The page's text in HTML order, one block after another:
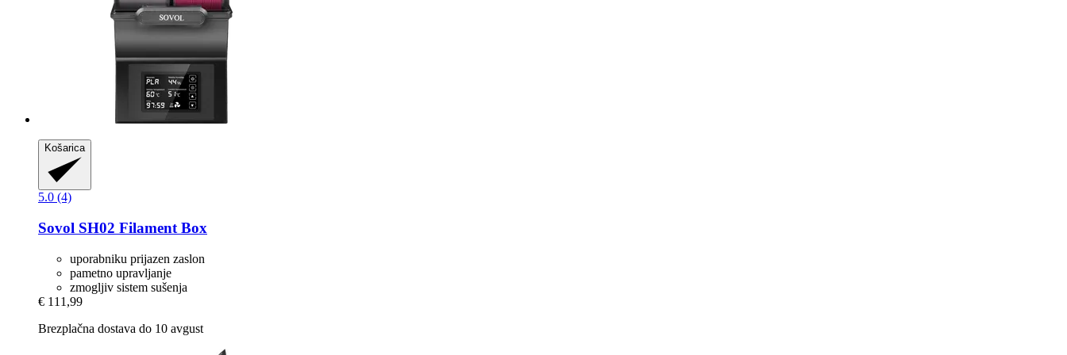
Košarica
5.0 (4)
Sovol SH02 Filament Box
uporabniku prijazen zaslon
pametno upravljanje
zmogljiv sistem sušenja
€ 111,99
Brezplačna dostava do 10 avgust